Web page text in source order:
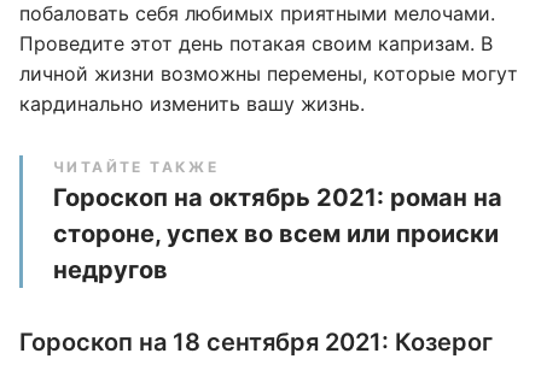
побаловать себя любимых приятными мелочами.
Проведите этот день потакая своим капризам. В
личной жизни возможны перемены, которые могут
кардинально изменить вашу жизнь.
ЧИТАЙТЕ ТАКЖЕ
Гороскоп на октябрь 2021: роман на
стороне, успех во всем или происки
недругов
Гороскоп на 18 сентября 2021: Козерог